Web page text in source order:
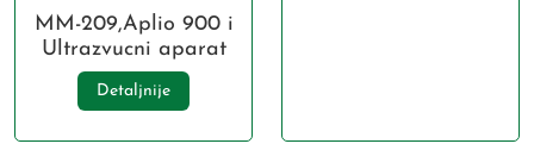
MM-209,Aplio 900 i
Ultrazvucni aparat
Detaljnije